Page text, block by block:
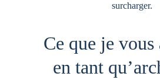
surcharger.
Ce que je vous
en tant